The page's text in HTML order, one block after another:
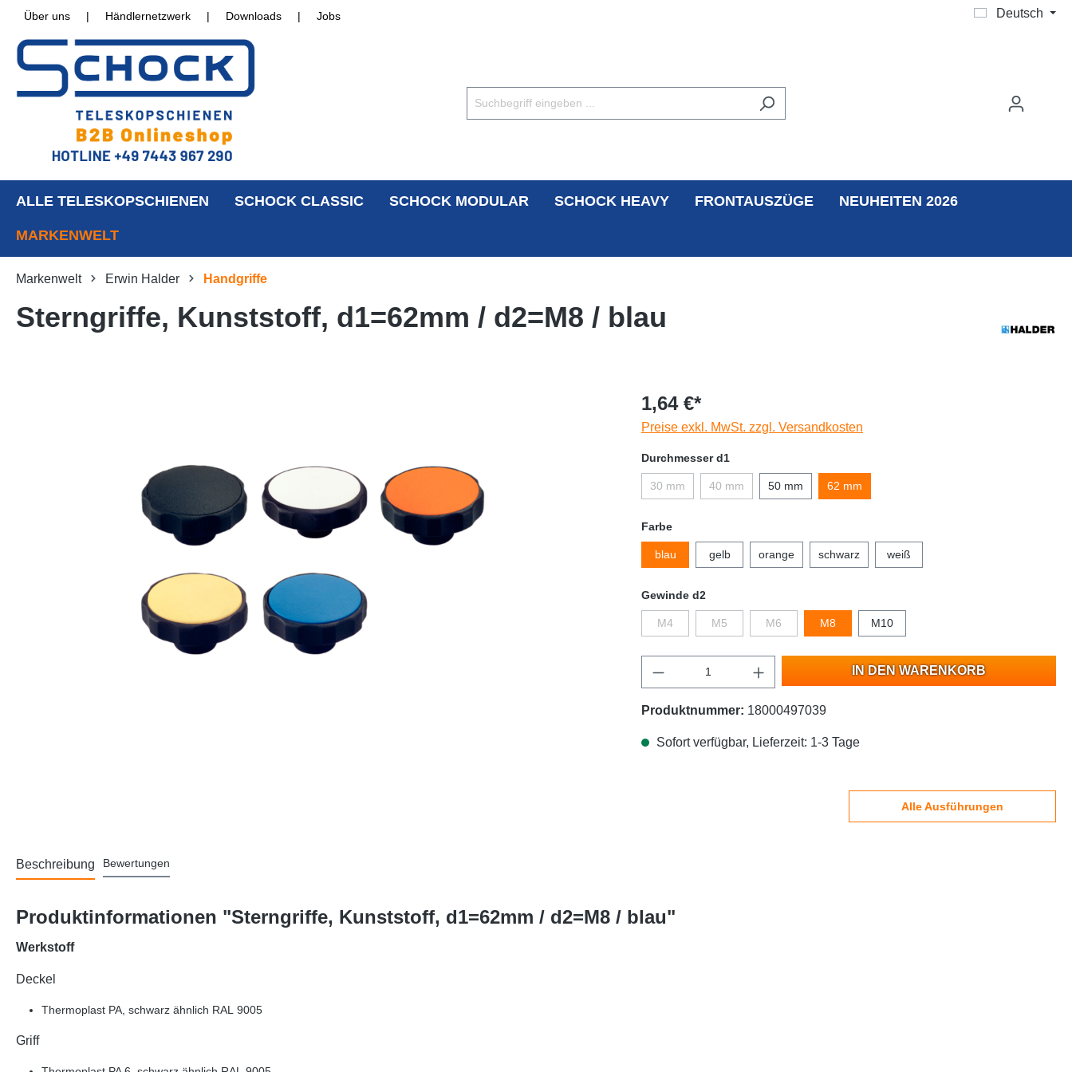
Über uns | Händlernetzwerk | Downloads | Jobs Deutsch
ALLE TELESKOPSCHIENEN SCHOCK CLASSIC SCHOCK MODULAR SCHOCK HEAVY FRONTAUSZÜGE NEUHEITEN 2026
MARKENWELT
Markenwelt Erwin Halder Handgriffe
Sterngriffe, Kunststoff, d1=62mm / d2=M8 / blau
1,64 €*
Preise exkl. MwSt. zzgl. Versandkosten
Durchmesser d1
30 mm 40 mm 50 mm 62 mm
Farbe
blau gelb orange schwarz weiß
Gewinde d2
M4 M5 M6 M8 M10
IN DEN WARENKORB
Produktnummer: 18000497039
Sofort verfügbar, Lieferzeit: 1-3 Tage
Alle Ausführungen
Beschreibung Bewertungen
Produktinformationen "Sterngriffe, Kunststoff, d1=62mm / d2=M8 / blau"
Werkstoff
Deckel
Thermoplast PA, schwarz ähnlich RAL 9005
Griff